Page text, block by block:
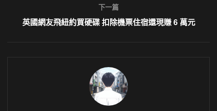
下一篇
英國網友飛紐約買硬碟 扣除機票住宿還現賺 6 萬元